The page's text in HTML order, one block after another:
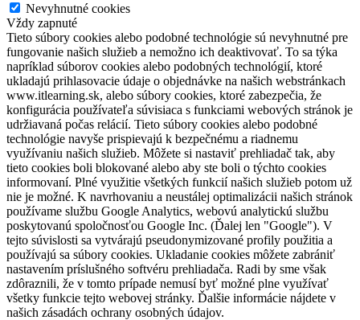
Nevyhnutné cookies
Vždy zapnuté
Tieto súbory cookies alebo podobné technológie sú nevyhnutné pre
fungovanie našich služieb a nemožno ich deaktivovať. To sa týka
napríklad súborov cookies alebo podobných technológií, ktoré
ukladajú prihlasovacie údaje o objednávke na našich webstránkach
www.itlearning.sk, alebo súbory cookies, ktoré zabezpečia, že
konfigurácia používateľa súvisiaca s funkciami webových stránok je
udržiavaná počas relácií. Tieto súbory cookies alebo podobné
technológie navyše prispievajú k bezpečnému a riadnemu
využívaniu našich služieb. Môžete si nastaviť prehliadač tak, aby
tieto cookies boli blokované alebo aby ste boli o týchto cookies
informovaní. Plné využitie všetkých funkcií našich služieb potom už
nie je možné. K navrhovaniu a neustálej optimalizácii našich stránok
používame službu Google Analytics, webovú analytickú službu
poskytovanú spoločnosťou Google Inc. (Ďalej len "Google"). V
tejto súvislosti sa vytvárajú pseudonymizované profily použitia a
používajú sa súbory cookies. Ukladanie cookies môžete zabrániť
nastavením príslušného softvéru prehliadača. Radi by sme však
zdôraznili, že v tomto prípade nemusí byť možné plne využívať
všetky funkcie tejto webovej stránky. Ďalšie informácie nájdete v
našich zásadách ochrany osobných údajov.